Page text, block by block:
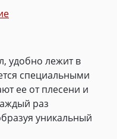
удобно лежит в
специальными
ее от плесени и
раз
уникальный